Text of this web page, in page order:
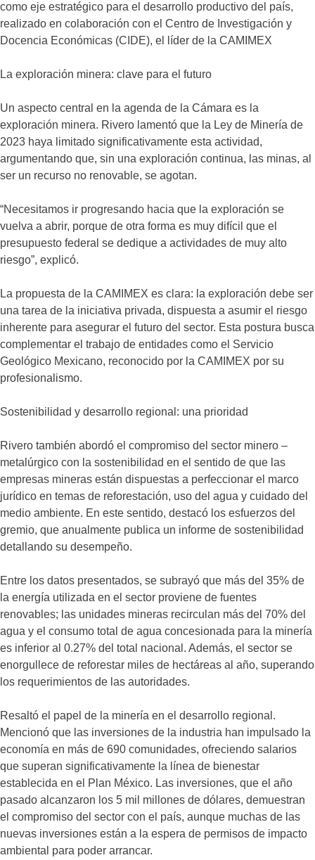
como eje estratégico para el desarrollo productivo del país,
realizado en colaboración con el Centro de Investigación y
Docencia Económicas (CIDE), el líder de la CAMIMEX
La exploración minera: clave para el futuro
Un aspecto central en la agenda de la Cámara es la
exploración minera. Rivero lamentó que la Ley de Minería de
2023 haya limitado significativamente esta actividad,
argumentando que, sin una exploración continua, las minas, al
ser un recurso no renovable, se agotan.
“Necesitamos ir progresando hacia que la exploración se
vuelva a abrir, porque de otra forma es muy difícil que el
presupuesto federal se dedique a actividades de muy alto
riesgo”, explicó.
La propuesta de la CAMIMEX es clara: la exploración debe ser
una tarea de la iniciativa privada, dispuesta a asumir el riesgo
inherente para asegurar el futuro del sector. Esta postura busca
complementar el trabajo de entidades como el Servicio
Geológico Mexicano, reconocido por la CAMIMEX por su
profesionalismo.
Sostenibilidad y desarrollo regional: una prioridad
Rivero también abordó el compromiso del sector minero –
metalúrgico con la sostenibilidad en el sentido de que las
empresas mineras están dispuestas a perfeccionar el marco
jurídico en temas de reforestación, uso del agua y cuidado del
medio ambiente. En este sentido, destacó los esfuerzos del
gremio, que anualmente publica un informe de sostenibilidad
detallando su desempeño.
Entre los datos presentados, se subrayó que más del 35% de
la energía utilizada en el sector proviene de fuentes
renovables; las unidades mineras recirculan más del 70% del
agua y el consumo total de agua concesionada para la minería
es inferior al 0.27% del total nacional. Además, el sector se
enorgullece de reforestar miles de hectáreas al año, superando
los requerimientos de las autoridades.
Resaltó el papel de la minería en el desarrollo regional.
Mencionó que las inversiones de la industria han impulsado la
economía en más de 690 comunidades, ofreciendo salarios
que superan significativamente la línea de bienestar
establecida en el Plan México. Las inversiones, que el año
pasado alcanzaron los 5 mil millones de dólares, demuestran
el compromiso del sector con el país, aunque muchas de las
nuevas inversiones están a la espera de permisos de impacto
ambiental para poder arrancar.